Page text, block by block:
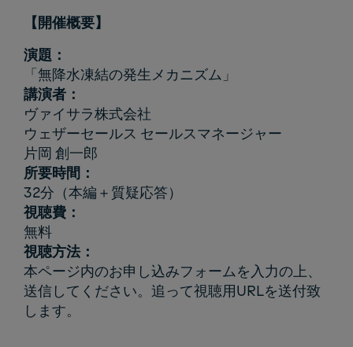
【開催概要】
演題：
「無降水凍結の発生メカニズム」
講演者：
ヴァイサラ株式会社
ウェザーセールス セールスマネージャー
片岡 創一郎
所要時間：
32分（本編＋質疑応答）
視聴費：
無料
視聴方法：
本ページ内のお申し込みフォームを入力の上、
送信してください。追って視聴用URLを送付致
します。